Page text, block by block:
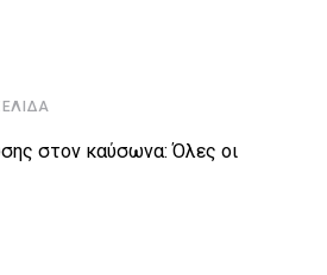
στον καύσωνα: Όλες οι